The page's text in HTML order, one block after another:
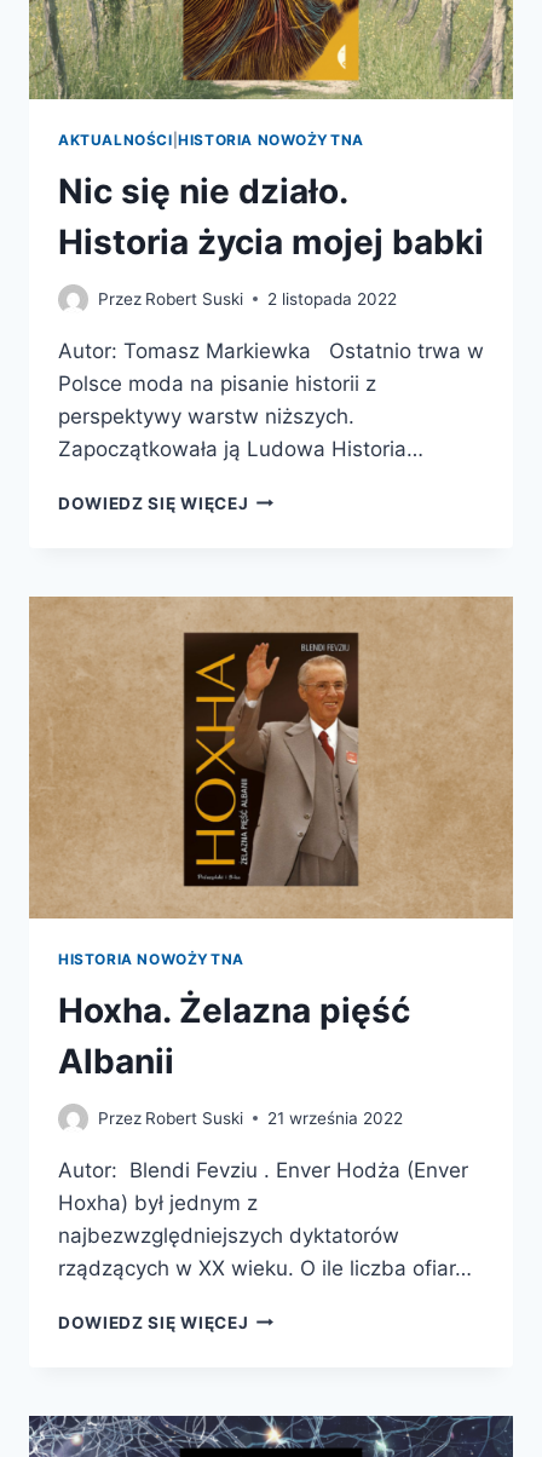
AKTUALNOŚCI |HISTORIA NOWOŻYTNA
Nic się nie działo.
Historia życia mojej babki
Przez Robert Suski 2 listopada 2022
Autor: Tomasz Markiewka Ostatnio trwa w
Polsce moda na pisanie historii z
perspektywy warstw niższych.
Zapoczątkowała ją Ludowa Historia…
DOWIEDZ SIĘ WIĘCEJ NIC
HISTORIA
MOJEJ
BABKI
HISTORIA NOWOŻYTNA
Hoxha. Żelazna pięść
Albanii
Przez Robert Suski 21 września 2022
Autor: Blendi Fevziu . Enver Hodża (Enver
Hoxha) był jednym z
najbezwzględniejszych dyktatorów
rządzących w XX wieku. O ile liczba ofiar…
DOWIEDZ SIĘ WIĘCEJ HOXHA.